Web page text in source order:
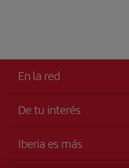
En la red
De tu interés
Accesibilidad
Iberia es más